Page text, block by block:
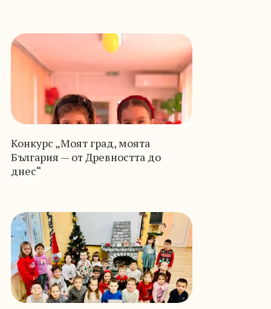
Конкурс „Моят град, моята
България — от Древността до
днес“